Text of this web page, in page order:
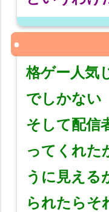
格ゲー人気
でしかない
そして配信
ってくれた
うに見える
られたらそ